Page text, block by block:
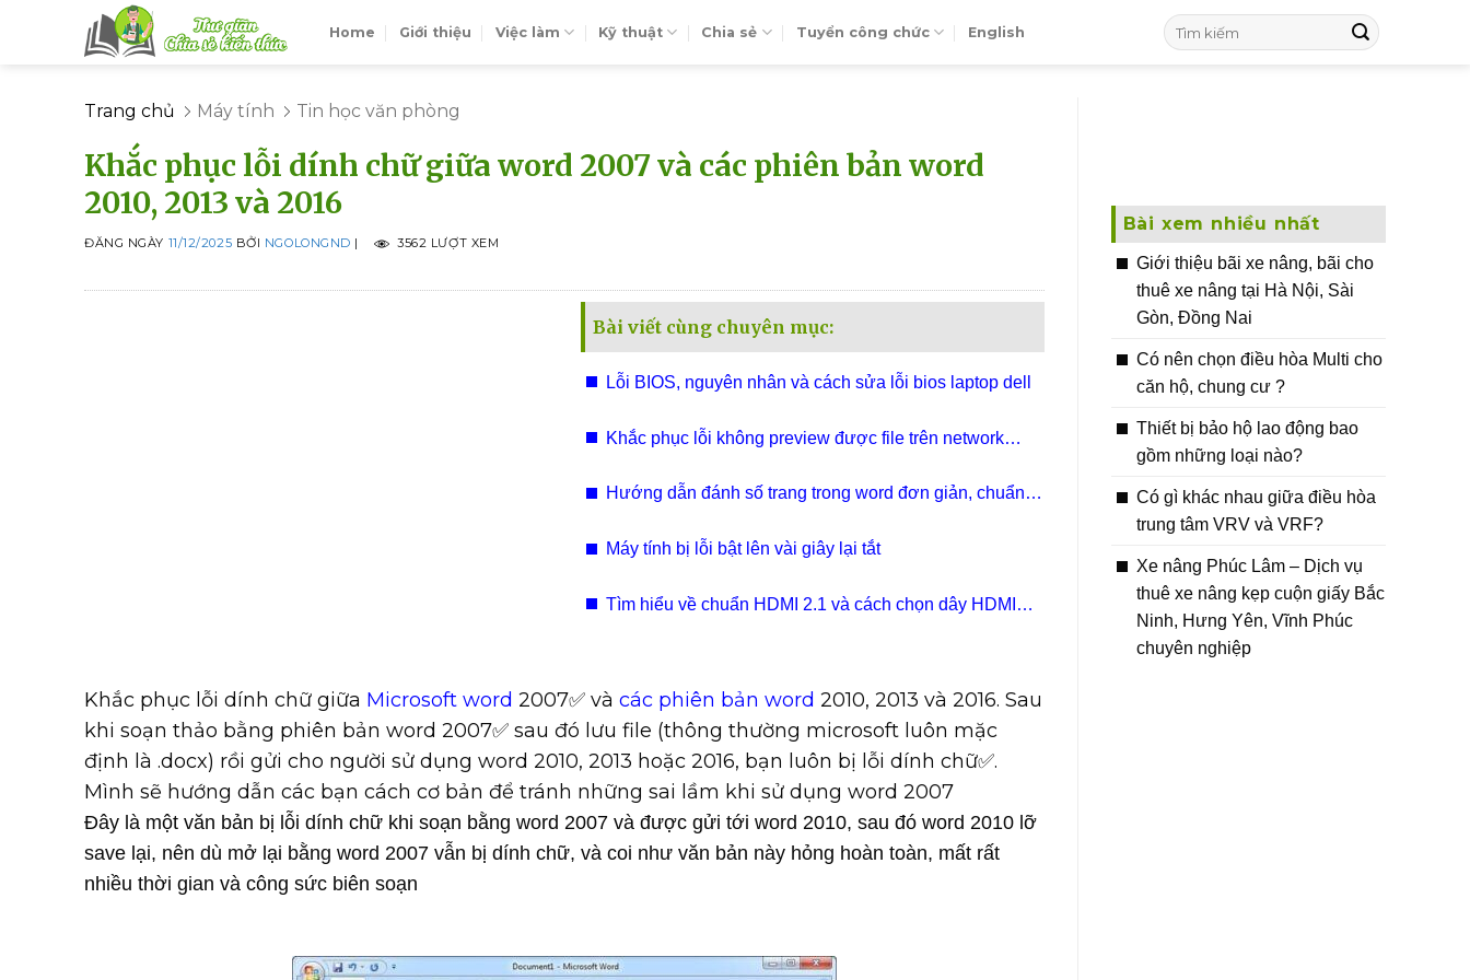
Home Giới thiệu Việc làm Kỹ thuật Chia sẻ Tuyển công chức English
Trang chủ Máy tính Tin học văn phòng
Khắc phục lỗi dính chữ giữa word 2007 và các phiên bản word
2010, 2013 và 2016
ĐĂNG NGÀY 11/12/2025 BỞI NGOLONGND | 3562 LƯỢT XEM
Bài viết cùng chuyên mục:
Lỗi BIOS, nguyên nhân và cách sửa lỗi bios laptop dell
Khắc phục lỗi không preview được file trên network
Hướng dẫn đánh số trang trong word đơn giản, chuẩn
Máy tính bị lỗi bật lên vài giây lại tắt
Tìm hiểu về chuẩn HDMI 2.1 và cách chọn dây HDMI
Khắc phục lỗi dính chữ giữa Microsoft word 2007✅ và các phiên bản word 2010, 2013 và 2016. Sau
khi soạn thảo bằng phiên bản word 2007✅ sau đó lưu file (thông thường microsoft luôn mặc
định là .docx) rồi gửi cho người sử dụng word 2010, 2013 hoặc 2016, bạn luôn bị lỗi dính chữ✅.
Mình sẽ hướng dẫn các bạn cách cơ bản để tránh những sai lầm khi sử dụng word 2007
Đây là một văn bản bị lỗi dính chữ khi soạn bằng word 2007 và được gửi tới word 2010, sau đó word 2010 lỡ
save lại, nên dù mở lại bằng word 2007 vẫn bị dính chữ, và coi như văn bản này hỏng hoàn toàn, mất rất
nhiều thời gian và công sức biên soạn
Bài xem nhiều nhất
Giới thiệu bãi xe nâng, bãi cho
thuê xe nâng tại Hà Nội, Sài
Gòn, Đồng Nai
Có nên chọn điều hòa Multi cho
căn hộ, chung cư ?
Thiết bị bảo hộ lao động bao
gồm những loại nào?
Có gì khác nhau giữa điều hòa
trung tâm VRV và VRF?
Xe nâng Phúc Lâm – Dịch vụ
thuê xe nâng kẹp cuộn giấy Bắc
Ninh, Hưng Yên, Vĩnh Phúc
chuyên nghiệp